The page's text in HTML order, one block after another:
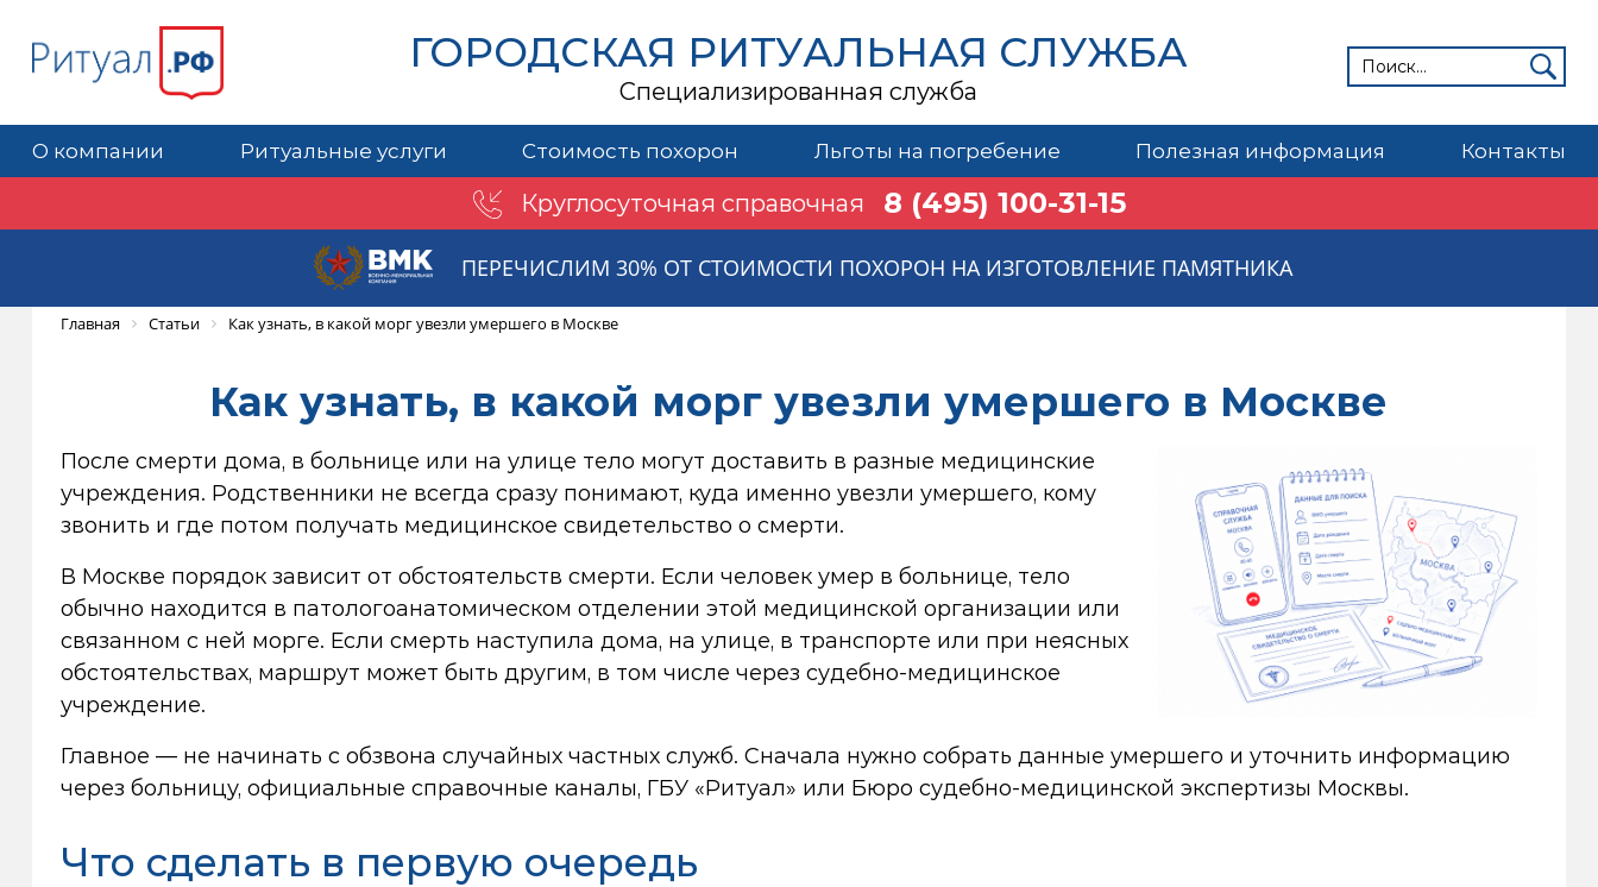
ГОРОДСКАЯ РИТУАЛЬНАЯ СЛУЖБА
Специализированная служба
О компании Ритуальные услуги Стоимость похорон Льготы на погребение Полезная информация Контакты
Круглосуточная справочная 8 (495) 100-31-15
ПЕРЕЧИСЛИМ 30% ОТ СТОИМОСТИ ПОХОРОН НА ИЗГОТОВЛЕНИЕ ПАМЯТНИКА
Главная Статьи Как узнать, в какой морг увезли умершего в Москве
Как узнать, в какой морг увезли умершего в Москве
После смерти дома, в больнице или на улице тело могут доставить в разные медицинские
учреждения. Родственники не всегда сразу понимают, куда именно увезли умершего, кому
звонить и где потом получать медицинское свидетельство о смерти.
В Москве порядок зависит от обстоятельств смерти. Если человек умер в больнице, тело
обычно находится в патологоанатомическом отделении этой медицинской организации или
связанном с ней морге. Если смерть наступила дома, на улице, в транспорте или при неясных
обстоятельствах, маршрут может быть другим, в том числе через судебно-медицинское
учреждение.
Главное — не начинать с обзвона случайных частных служб. Сначала нужно собрать данные умершего и уточнить информацию
через больницу, официальные справочные каналы, ГБУ «Ритуал» или Бюро судебно-медицинской экспертизы Москвы.
Что сделать в первую очередь